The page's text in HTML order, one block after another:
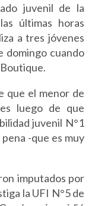
juvenil de la
últimas horas
a tres jóvenes
domingo cuando
que el menor de
luego de que
juvenil N°1
-que es muy
imputados por
la UFI N°5 de